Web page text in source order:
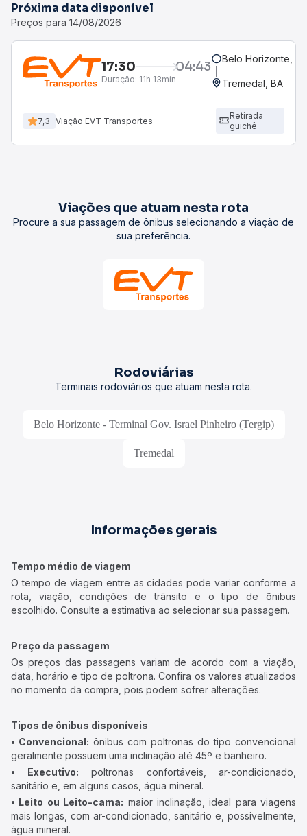
Próxima data disponível
Preços para 14/08/2026
17:30 04:43
Duração: 11h 13min
Belo Horizonte,
Tremedal, BA
7,3 Viação EVT Transportes
Retirada
guichê
Viações que atuam nesta rota
Procure a sua passagem de ônibus selecionando a viação de
sua preferência.
Rodoviárias
Terminais rodoviários que atuam nesta rota.
Belo Horizonte - Terminal Gov. Israel Pinheiro (Tergip)
Tremedal
Informações gerais
Tempo médio de viagem
O tempo de viagem entre as cidades pode variar conforme a
rota, viação, condições de trânsito e o tipo de ônibus
escolhido. Consulte a estimativa ao selecionar sua passagem.
Preço da passagem
Os preços das passagens variam de acordo com a viação,
data, horário e tipo de poltrona. Confira os valores atualizados
no momento da compra, pois podem sofrer alterações.
Tipos de ônibus disponíveis
• Convencional: ônibus com poltronas do tipo convencional
geralmente possuem uma inclinação até 45º e banheiro.
• Executivo: poltronas confortáveis, ar-condicionado,
sanitário e, em alguns casos, água mineral.
• Leito ou Leito-cama: maior inclinação, ideal para viagens
mais longas, com ar-condicionado, sanitário e, possivelmente,
água mineral.